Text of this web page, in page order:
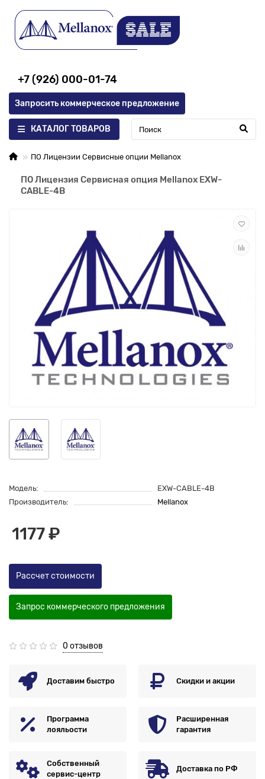
+7 (926) 000-01-74
Запросить коммерческое предложение
КАТАЛОГ ТОВАРОВ
ПО Лицензии Сервисные опции Mellanox
ПО Лицензия Сервисная опция Mellanox EXW-
CABLE-4B
Модель:
EXW-CABLE-4B
Производитель:
Mellanox
1177 ₽
Рассчет стоимости
Запрос коммерческого предложения
0 отзывов
Доставим быстро Скидки и акции
Программа
лояльости
Расширенная
гарантия
Собственный
сервис-центр
Доставка по РФ